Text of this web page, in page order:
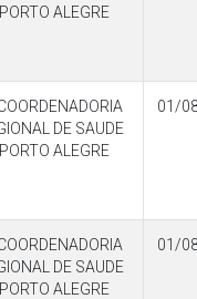
ALEGRE
DE SAUDE
ALEGRE
01/
DE SAUDE
ALEGRE
01/